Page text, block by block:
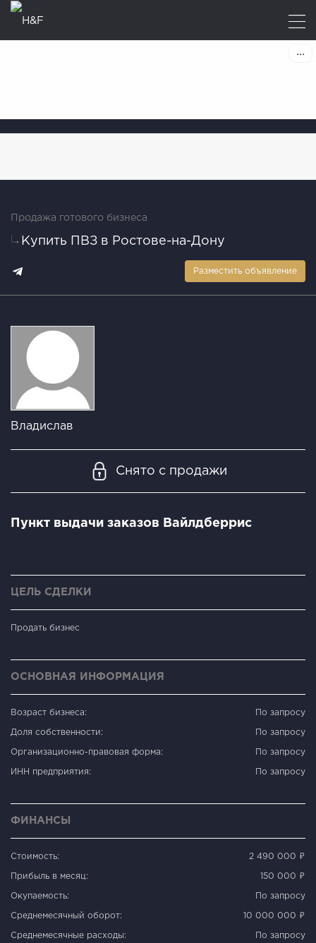
Продажа готового бизнеса
Купить ПВЗ в Ростове-на-Дону
Разместить объявление
Владислав
Снято с продажи
Пункт выдачи заказoв Вaйлдберpис
ЦЕЛЬ СДЕЛКИ
Продать бизнес
ОСНОВНАЯ ИНФОРМАЦИЯ
Возраст бизнеса: По запросу
Доля собственности: По запросу
Организационно-правовая форма: По запросу
ИНН предприятия: По запросу
ФИНАНСЫ
Стоимость: 2 490 000 ₽
Прибыль в месяц: 150 000 ₽
Окупаемость: По запросу
Среднемесячный оборот: 10 000 000 ₽
Среднемесячные расходы: По запросу